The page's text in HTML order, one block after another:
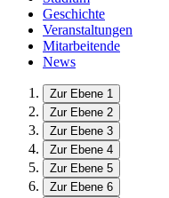
Geschichte
Veranstaltungen
Mitarbeitende
News
Zur Ebene 1
Zur Ebene 2
Zur Ebene 3
Zur Ebene 4
Zur Ebene 5
Zur Ebene 6